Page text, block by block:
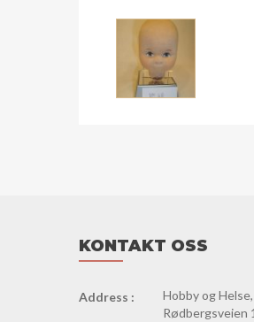
KONTAKT OSS
Address :
Hobby og Helse,
Rødbergsveien